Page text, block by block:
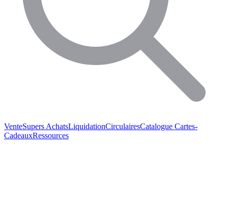
VenteSupers AchatsLiquidationCirculairesCatalogue Cartes-
CadeauxRessources